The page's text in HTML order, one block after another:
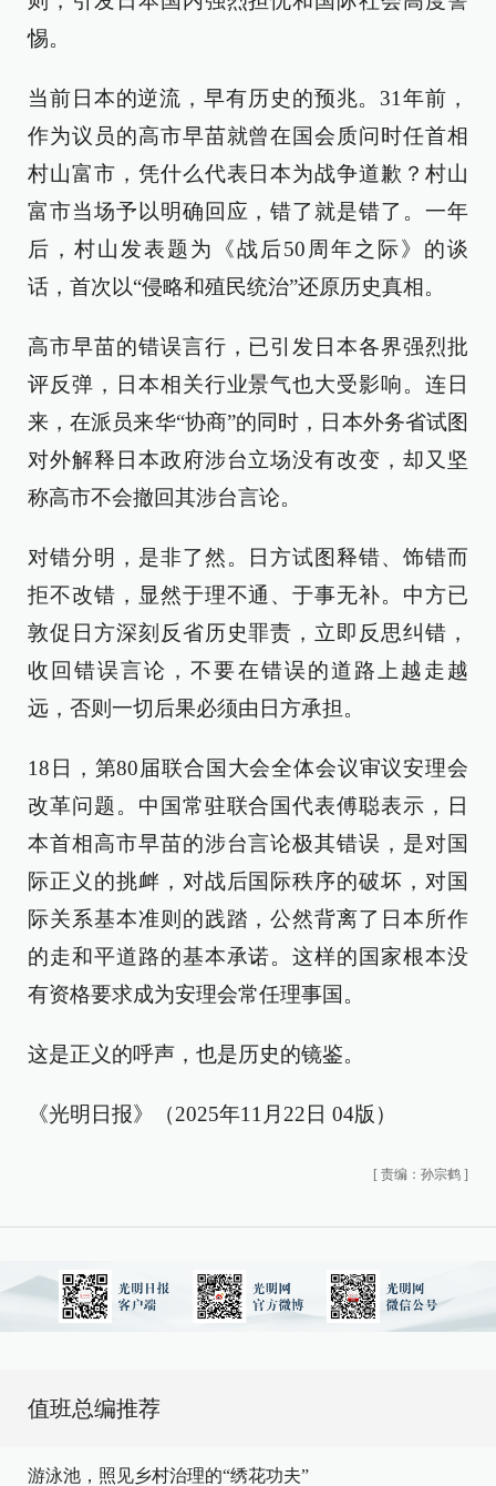
惕。
当前日本的逆流，早有历史的预兆。31年前，
作为议员的高市早苗就曾在国会质问时任首相
村山富市，凭什么代表日本为战争道歉？村山
富市当场予以明确回应，错了就是错了。一年
后，村山发表题为《战后50周年之际》的谈
话，首次以“侵略和殖民统治”还原历史真相。
高市早苗的错误言行，已引发日本各界强烈批
评反弹，日本相关行业景气也大受影响。连日
来，在派员来华“协商”的同时，日本外务省试图
对外解释日本政府涉台立场没有改变，却又坚
称高市不会撤回其涉台言论。
对错分明，是非了然。日方试图释错、饰错而
拒不改错，显然于理不通、于事无补。中方已
敦促日方深刻反省历史罪责，立即反思纠错，
收回错误言论，不要在错误的道路上越走越
远，否则一切后果必须由日方承担。
18日，第80届联合国大会全体会议审议安理会
改革问题。中国常驻联合国代表傅聪表示，日
本首相高市早苗的涉台言论极其错误，是对国
际正义的挑衅，对战后国际秩序的破坏，对国
际关系基本准则的践踏，公然背离了日本所作
的走和平道路的基本承诺。这样的国家根本没
有资格要求成为安理会常任理事国。
这是正义的呼声，也是历史的镜鉴。
《光明日报》（2025年11月22日 04版）
[ 责编：孙宗鹤 ]
值班总编推荐
游泳池，照见乡村治理的“绣花功夫”